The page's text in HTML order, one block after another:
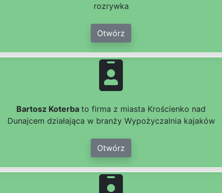
rozrywka
Otwórz
Bartosz Koterba to firma z miasta Krościenko nad
Dunajcem działająca w branży Wypożyczalnia kajaków
Otwórz